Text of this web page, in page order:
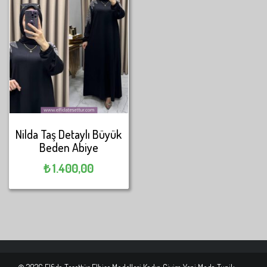
Nilda Taş Detaylı Büyük
Beden Abiye
₺1.400,00